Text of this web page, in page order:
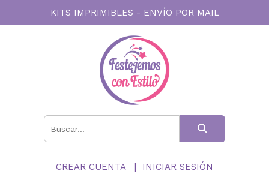
KITS IMPRIMIBLES - ENVÍO POR MAIL
CREAR CUENTA INICIAR SESIÓN